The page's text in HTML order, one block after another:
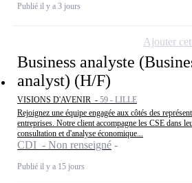
Publié il y a 3 jours
Business analyste
analyst) (H/F)
VISIONS D'AVENIR - 59 - LILLE
Rejoignez une équipe engagée aux côtés des
entreprises. Notre client accompagne les CSE dans
consultation et d'analyse économique...
CDI - Non renseigné
Publié il y a 15 jours
Ajouter